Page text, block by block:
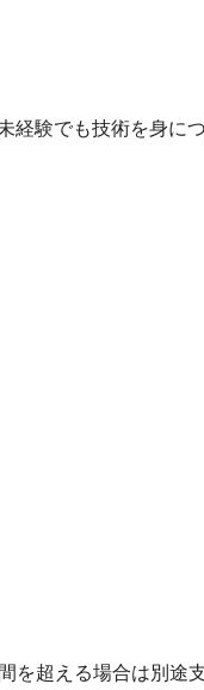
経験でも技術を身に
を超える場合は別途